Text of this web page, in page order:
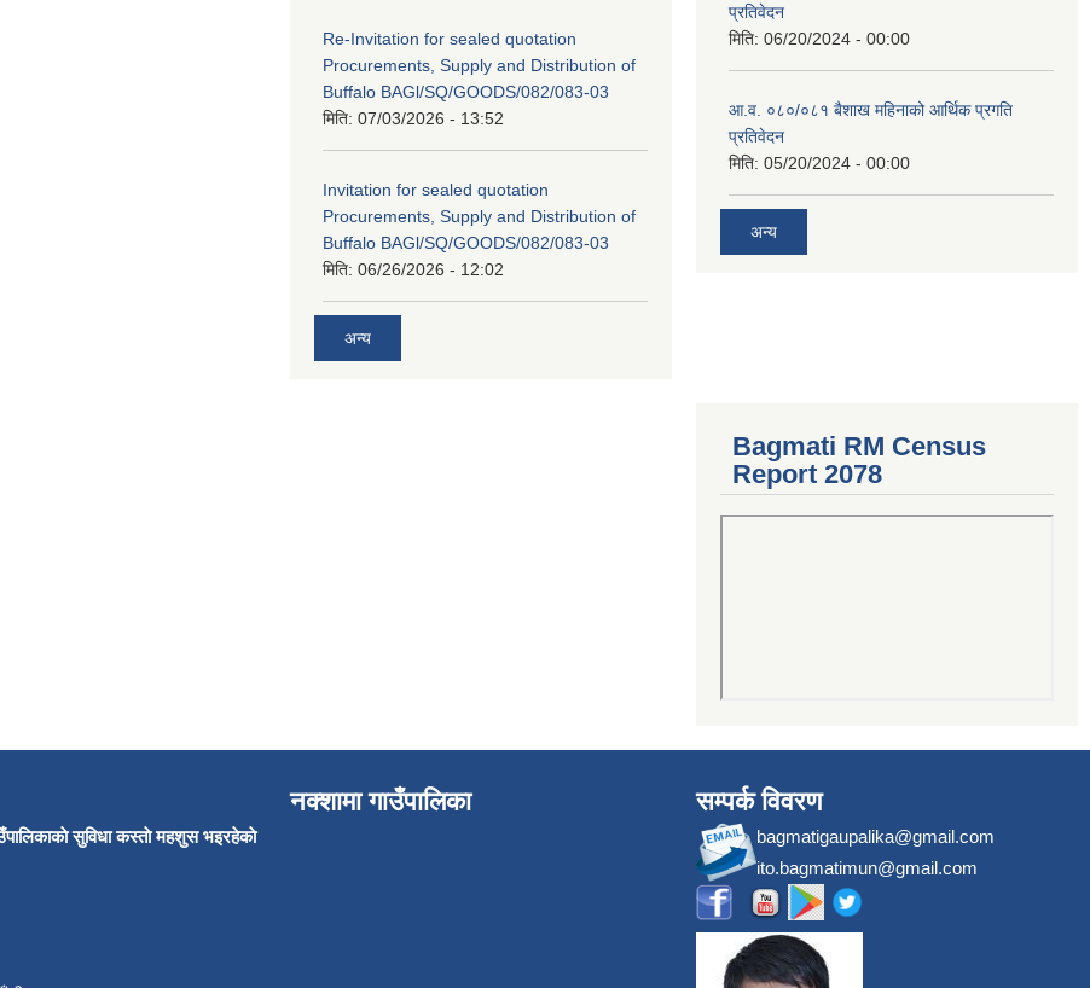
Re-Invitation for sealed quotation
Procurements, Supply and Distribution of
Buffalo BAGl/SQ/GOODS/082/083-03
मिति: 07/03/2026 - 13:52
Invitation for sealed quotation
Procurements, Supply and Distribution of
Buffalo BAGl/SQ/GOODS/082/083-03
मिति: 06/26/2026 - 12:02
अन्य
प्रतिवेदन
मिति: 06/20/2024 - 00:00
आ.व. ०८०/०८१ बैशाख महिनाको आर्थिक प्रगति
प्रतिवेदन
मिति: 05/20/2024 - 00:00
अन्य
Bagmati RM Census
Report 2078
सुविधा कस्ताे महशुस भइरहेकाे
नक्शामा गाउँपालिका सम्पर्क विवरण
bagmatigaupalika@gmail.com
ito.bagmatimun@gmail.com